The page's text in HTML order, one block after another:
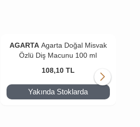
AGARTA Agarta Doğal Misvak
Özlü Diş Macunu 100 ml
108,10 TL
Yakında Stoklarda